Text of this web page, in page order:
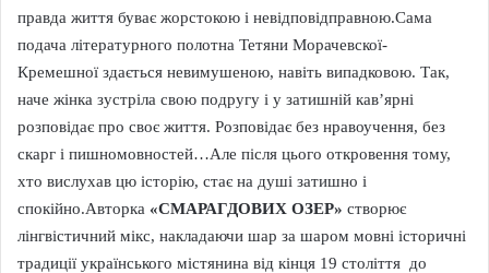
правда життя буває жорстокою і невідповідправною.Сама
подача літературного полотна Тетяни Морачевскої-
Кремешної здається невимушеною, навіть випадковою. Так,
наче жінка зустріла свою подругу і у затишній кав’ярні
розповідає про своє життя. Розповідає без нравоучення, без
скарг і пишномовностей…Але після цього откровення тому,
хто вислухав цю історію, стає на душі затишно і
спокійно.Авторка «СМАРАГДОВИХ ОЗЕР» створює
лінгвістичний мікс, накладаючи шар за шаром мовні історичні
традиції українського містянина від кінця 19 століття до